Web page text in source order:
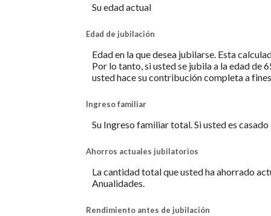
Su edad actual
Edad de jubilación
Edad en la que desea jubilarse. Esta
Por lo tanto, si usted se jubila a la edad de
usted hace su contribución completa a
Ingreso familiar
Su Ingreso familiar total. Si usted es
Ahorros actuales jubilatorios
La cantidad total que usted ha ahorrado
Anualidades.
Rendimiento antes de jubilación